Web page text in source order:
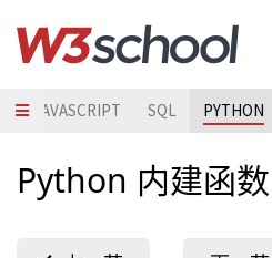
JAVASCRIPT SQL PYTHON
Python 内建函数